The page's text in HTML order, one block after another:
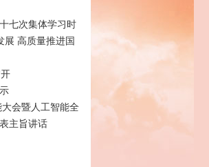
七次集体学习时
展 高质量推进国
会暨人工智能全
主旨讲话